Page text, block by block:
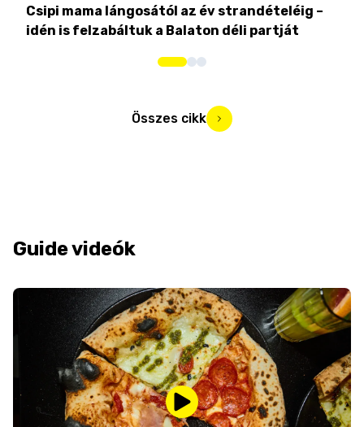
Csipi mama lángosától az év strandételéig –
idén is felzabáltuk a Balaton déli partját
Összes cikk
Guide videók